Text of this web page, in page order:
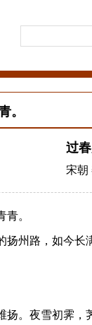
。
过
宋朝
。
州路，如今长满
。夜雪初霁，